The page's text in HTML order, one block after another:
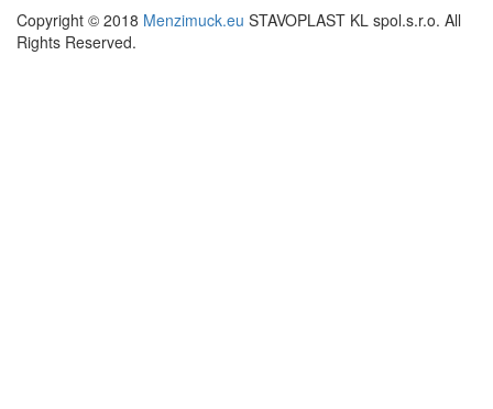
Copyright © 2018 Menzimuck.eu STAVOPLAST KL spol.s.r.o. All
Rights Reserved.